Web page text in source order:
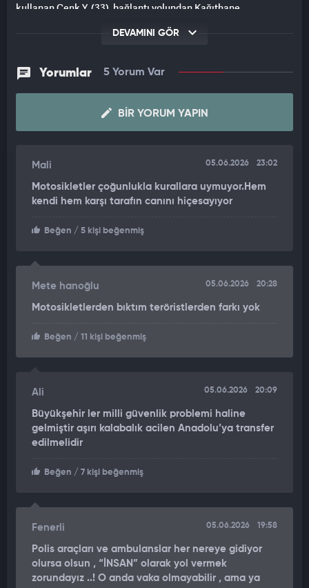
kullanan Cenk Y. (33), bağlantı yolundan Kağıthane
NLC 919 plakalı motosikletle çarpıştı. Çarpışmanın etkisiyle
yola savruldu.
edildi. Kazada yaralanan motosiklet sürücüsü Emrullah H.,
sağlık ekiplerinin olay yerindeki ilk müdahalesinin ardından
kaldırıldı. Emrullah H.'nin hayati tehlikesinin bulunmadığı
öğrenildi.
AMBULANSTAKİ SAĞLIK ÇALIŞANLARI DA YARALANDI
Kazada ambulans sürücüsü Cenk Y. ile ambulansta görevli
hayati tehlikelerinin bulunmadığı, tedbir amaçlı Seyrantepe
Hamidiye Eğitim ve Araştırma Hastanesi’ne kaldırıldıkları
öğrenildi.
KAZA NEDENİYLE TRAFİK YOĞUNLUĞU OLUŞTU
Çarpışmanın etkisiyle yan yatan ambulans nedeniyle bölgede
çevrede güvenlik önlemi alırken, kazaya karışan araçların
kaldırılmasının ardından trafik akışı normale döndü. Polis
ekiplerinin kazaya ilişkin incelemesi sürüyor.
DEVAMINI GÖR
Yorumlar 5 Yorum Var
BIR YORUM YAPIN
Mali 05.06.2026 23:02
Motosikletler çoğunlukla kurallara uymuyor.Hem
kendi hem karşı tarafın canını hiçesayıyor
Beğen / 5 kişi beğenmiş
Mete hanoğlu 05.06.2026 20:28
Motosikletlerden bıktım teröristlerden farkı yok
Beğen / 11 kişi beğenmiş
Ali 05.06.2026 20:09
Büyükşehir ler milli güvenlik problemi haline
gelmiştir aşırı kalabalık acilen Anadolu’ya transfer
edilmelidir
Beğen / 7 kişi beğenmiş
Fenerli 05.06.2026 19:58
Polis araçları ve ambulanslar her nereye gidiyor
olursa olsun , “İNSAN” olarak yol vermek
zorundayız ..! O anda vaka olmayabilir , ama ya